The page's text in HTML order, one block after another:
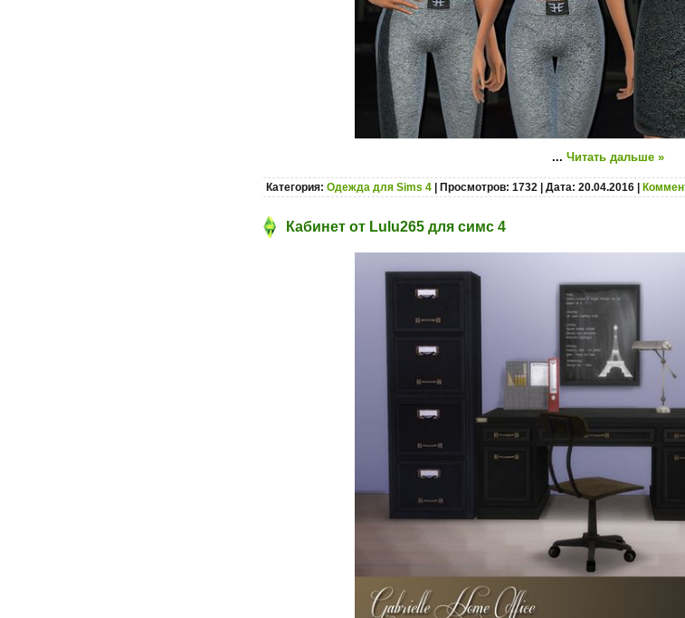
... Читать дальше »
Категория: Одежда для Sims 4 | Просмотров: 1732 | Дата: 20.04.2016
Кабинет от Lulu265 для симс 4